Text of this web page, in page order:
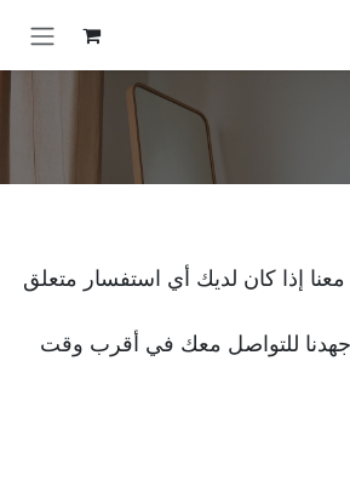
معنا إذا كان لديك أي استفسار متعلق
للتواصل معك في أقرب وقت